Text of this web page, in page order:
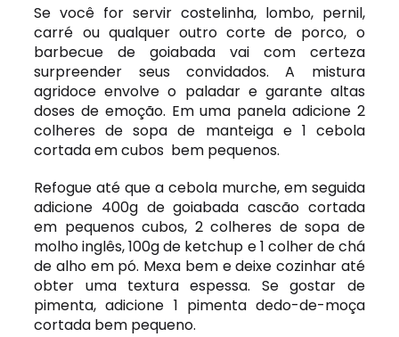
Se você for servir costelinha, lombo, pernil,
carré ou qualquer outro corte de porco, o
barbecue de goiabada vai com certeza
surpreender seus convidados. A mistura
agridoce envolve o paladar e garante altas
doses de emoção. Em uma panela adicione 2
colheres de sopa de manteiga e 1 cebola
cortada em cubos bem pequenos.
Refogue até que a cebola murche, em seguida
adicione 400g de goiabada cascão cortada
em pequenos cubos, 2 colheres de sopa de
molho inglês, 100g de ketchup e 1 colher de chá
de alho em pó. Mexa bem e deixe cozinhar até
obter uma textura espessa. Se gostar de
pimenta, adicione 1 pimenta dedo-de-moça
cortada bem pequeno.